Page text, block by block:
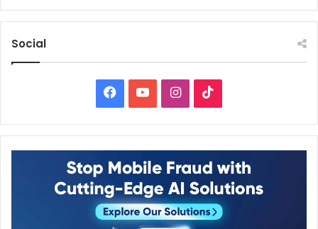
Social
Facebook
YouTubeInstagram